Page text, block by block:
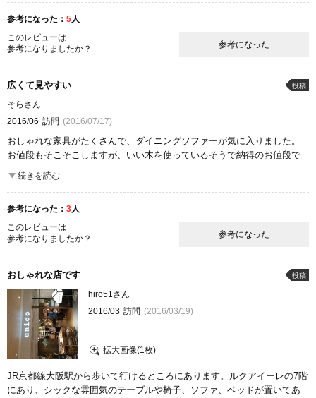
す。
ここが良かった
参考になった： 5人
このレビューは
参考になりましたか？
参考になった
広くて見やすい 投稿
そらさん
2016/06 訪問 (2016/07/17)
おしゃれな家具がたくさんで、ダイニングソファーが気に入りました。
お値段もそこそこしますが、いい木を使っているそうで納得のお値段で
す。木を感じられるナチュラルなテイストが好きな人にはオススメで
す。梅田に行った時はまた行きたいです
ここが良かった
品揃え
雰囲気
続きを読む
参考になった： 3人
このレビューは
参考になりましたか？
参考になった
おしゃれな店です 投稿
hiro51さん
2016/03 訪問 (2016/03/19)
拡大画像(1枚)
JR京都線大阪駅から歩いて行けるところにあります。ルクアイーレの7階
にあり、シックな雰囲気のテーブルや椅子、ソファ、ベッドが置いてあ